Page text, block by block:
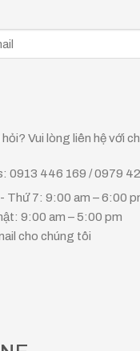
Vui lòng liên hệ với
0913 446 169 / 0979
Thứ 7: 9:00 am – 6:00
9:00 am – 5:00 pm
cho chúng tôi